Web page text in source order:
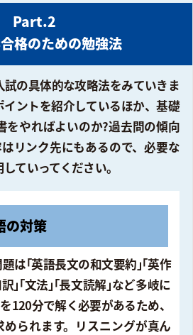
Part.2
格のための勉強法
の具体的な攻略法をみていきま
ントを紹介しているほか、基礎
をやればよいのか?過去問の傾向
リンク先にもあるので、必要な
ていってください。
の対策
は｢英語長文の和文要約｣｢英作
｣｢文法｣｢長文読解｣など多岐に
120分で解く必要があるため、
られます。リスニングが真ん